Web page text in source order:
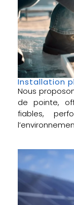
Installation
Nous
de pointe,
fiables,